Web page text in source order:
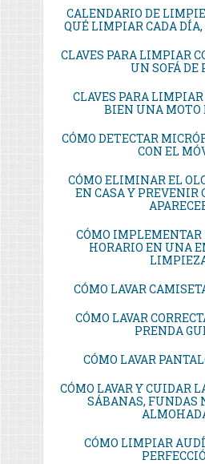
CALENDARIO DE
QUÉ LIMPIAR CADA
CLAVES PARA LIMPIAR
UN SOFÁ DE
CLAVES PARA
BIEN UNA MOTO
CÓMO DETECTAR
CON EL
CÓMO ELIMINAR EL
EN CASA Y PREVENIR
CÓMO IMPLEMENTAR
HORARIO EN UNA
CÓMO LAVAR
CÓMO LAVAR
PRENDA
CÓMO LAVAR
CÓMO LAVAR Y CUIDAR
SÁBANAS, FUNDAS
CÓMO LIMPIAR